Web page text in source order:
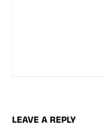
LEAVE A REPLY